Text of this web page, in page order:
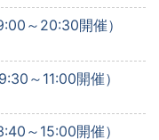
～20:30開催）
～11:00開催）
～15:00開催）